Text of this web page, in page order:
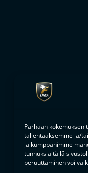
Parhaan
tallentaaksemme ja/
ja kumppanimme
tunnuksia tällä
peruuttaminen voi